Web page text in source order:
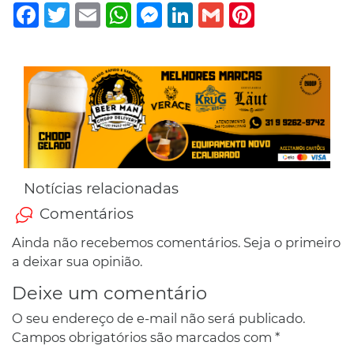
Facebook
TwitterEmail WhatsAppMessenger
LinkedIn
Gmail
Notícias relacionadas
Comentários
Ainda não recebemos comentários. Seja o primeiro
a deixar sua opinião.
Deixe um comentário
O seu endereço de e-mail não será publicado.
Campos obrigatórios são marcados com *